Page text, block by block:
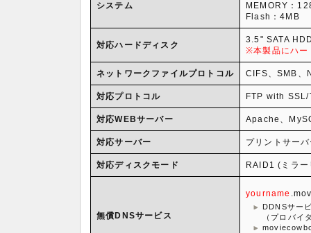
システム
MEMORY：
Flash：4MB
対応ハードディスク
3.5" SATA
※本製品にハー
ネットワークファイルプロトコル CIFS、SMB、
対応プロトコル FTP with
対応WEBサーバー Apache、
対応サーバー プリントサー
対応ディスクモード RAID1 (ミラ
無償DNSサービス
yourname
DDNSサー
（プロバイ